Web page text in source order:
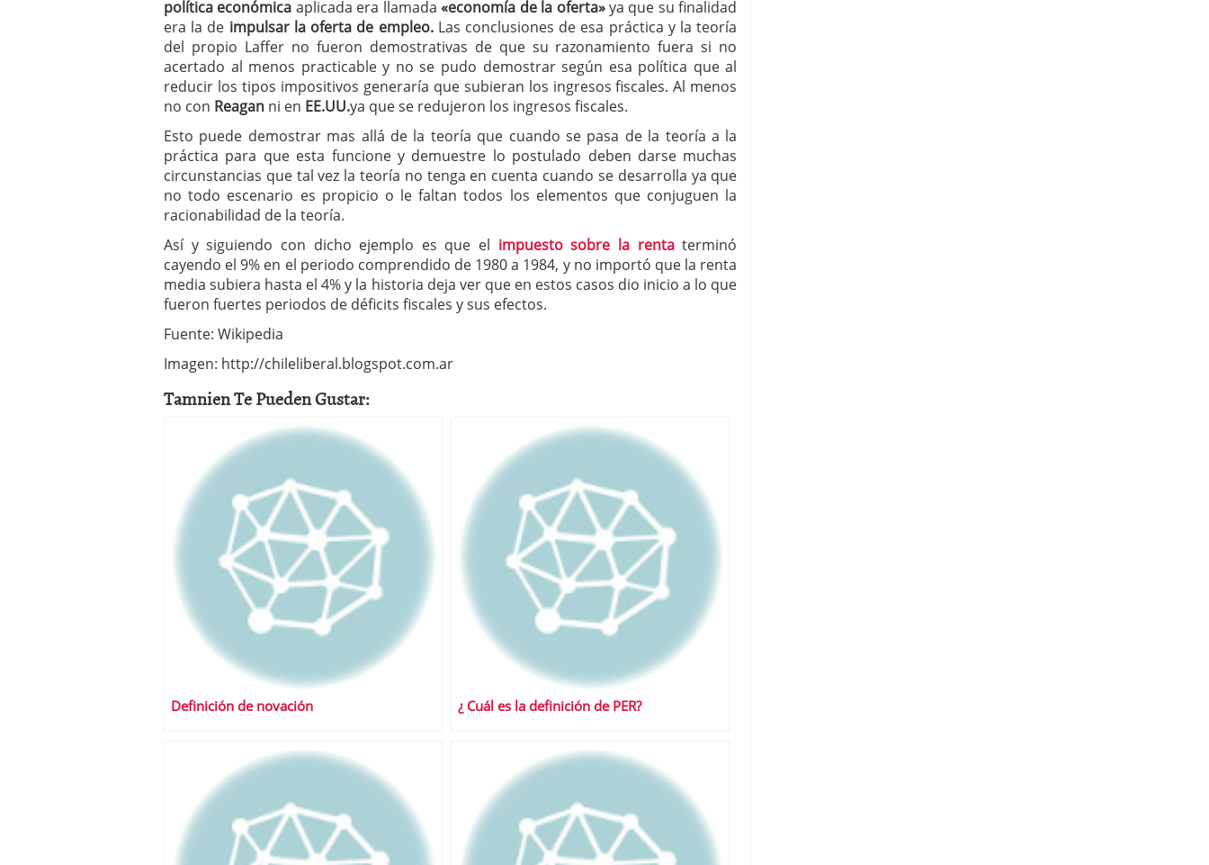
política económica aplicada era llamada«economía de la oferta»ya que su finalidad
era la de impulsar la oferta de empleo.Las conclusiones de esa práctica y la teoría
del propio Laffer no fueron demostrativas de que su razonamiento fuera si no
acertado al menos practicable y no se pudo demostrar según esa política que al
reducir los tipos impositivos generaría que subieran los ingresos fiscales. Al menos
no con Reagan ni en EE.UU.ya que se redujeron los ingresos fiscales.
Esto puede demostrar mas allá de la teoría que cuando se pasa de la teoría a la
práctica para que esta funcione y demuestre lo postulado deben darse muchas
circunstancias que tal vez la teoría no tenga en cuenta cuando se desarrolla ya que
no todo escenario es propicio o le faltan todos los elementos que conjuguen la
racionabilidad de la teoría.
Así y siguiendo con dicho ejemplo es que el impuesto sobre la rentaterminó
cayendo el 9% en el periodo comprendido de 1980 a 1984, y no importó que la renta
media subiera hasta el 4% y la historia deja ver que en estos casos dio inicio a lo que
fueron fuertes periodos de déficits fiscales y sus efectos.
Fuente: Wikipedia
Imagen: http://chileliberal.blogspot.com.ar
Tamnien Te Pueden Gustar:
Definición de novación ¿ Cuál es la definición de PER?